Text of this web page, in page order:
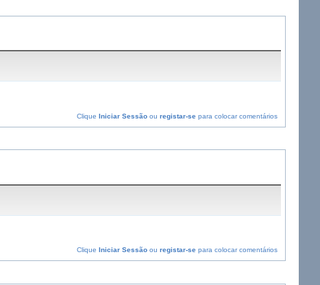
Clique Iniciar Sessãoou registar-separa colocar comentários
Clique Iniciar Sessãoou registar-separa colocar comentários